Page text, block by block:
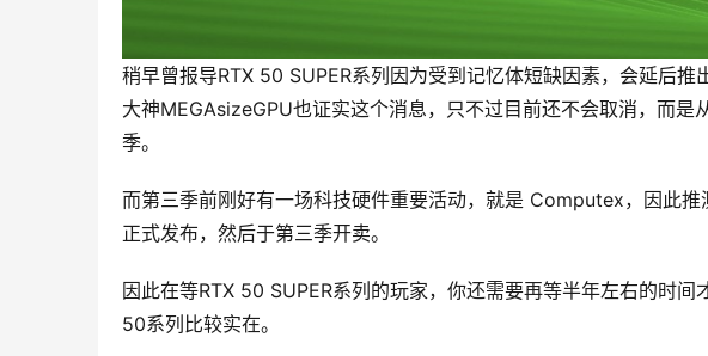
稍早曾报导RTX 50 SUPER系列因为受到记忆体短缺因素，会延后
大神MEGAsizeGPU也证实这个消息，只不过目前还不会取消，而
季。
而第三季前刚好有一场科技硬件重要活动，就是 Computex，因此
正式发布，然后于第三季开卖。
因此在等RTX 50 SUPER系列的玩家，你还需要再等半年左右的时
50系列比较实在。